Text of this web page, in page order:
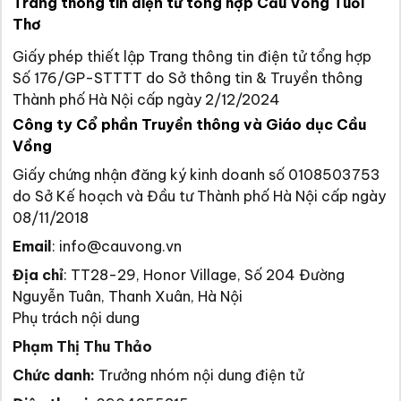
Thơ
Giấy phép thiết lập Trang thông tin điện tử tổng hợp
Số 176/GP-STTTT do Sở thông tin & Truyền thông
Thành phố Hà Nội cấp ngày 2/12/2024
Công ty Cổ phần Truyền thông và Giáo dục Cầu
Vồng
Giấy chứng nhận đăng ký kinh doanh số 0108503753
do Sở Kế hoạch và Đầu tư Thành phố Hà Nội cấp ngày
08/11/2018
Email : info@cauvong.vn
Địa chỉ: TT28-29, Honor Village, Số 204 Đường
Nguyễn Tuân, Thanh Xuân, Hà Nội
Phụ trách nội dung
Phạm Thị Thu Thảo
Chức danh: Trưởng nhóm nội dung điện tử